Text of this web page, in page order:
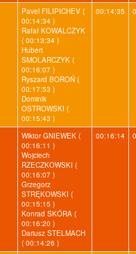
Pavel FILIPICHEV (
00:14:34 )
Rafał KOWALCZYK
( 00:13:34 )
Hubert
SMOLARCZYK (
00:16:07 )
Ryszard BOROŃ (
00:17:53 )
Dominik
OSTROWSKI (
00:15:43 )
00:14:35
Wiktor GNIEWEK (
00:16:11 )
Wojciech
RZECZKOWSKI (
00:16:07 )
Grzegorz
STRĘKOWSKI (
00:15:15 )
Konrad SKÓRA (
00:16:20 )
Dariusz STELMACH
( 00:14:26 )
00:16:14